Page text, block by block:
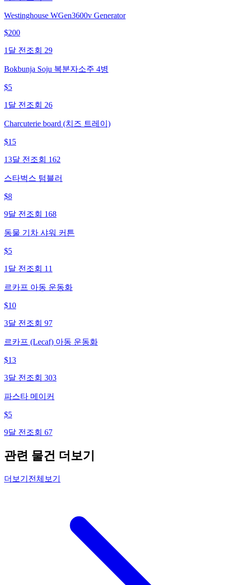
Westinghouse WGen3600v Generator
$200
1달 전 조회 29
Bokbunja Soju 복분자소주 4병
$5
1달 전 조회 26
Charcuterie board (치즈 트레이)
$15
13달 전 조회 162
스타벅스 텀블러
$8
9달 전 조회 168
동물 기차 샤워 커튼
$5
1달 전 조회 11
르카프 아동 운동화
$10
3달 전 조회 97
르카프 (Lecaf) 아동 운동화
$13
3달 전 조회 303
파스타 메이커
$5
9달 전 조회 67
관련 물건 더보기
더보기 전체보기